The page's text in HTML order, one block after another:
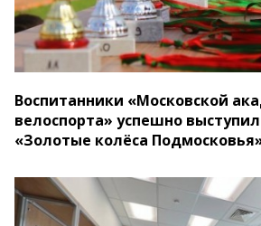
Воспитанники «Московской
велоспорта» успешно
«Золотые колёса